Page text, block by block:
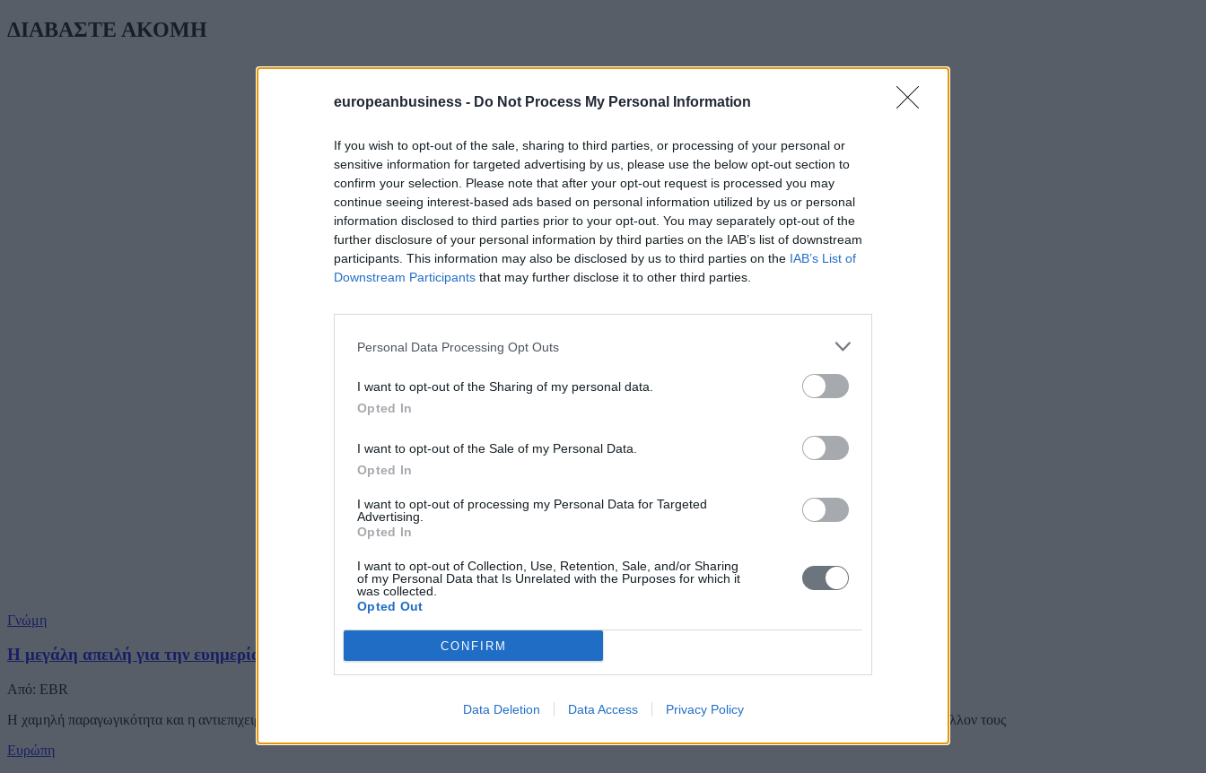
europeanbusiness - Do Not Process My Personal Information
If you wish to opt-out of the sale, sharing to third parties, or processing of your personal or
sensitive information for targeted advertising by us, please use the below opt-out section to
confirm your selection. Please note that after your opt-out request is processed you may
continue seeing interest-based ads based on personal information utilized by us or personal
information disclosed to third parties prior to your opt-out. You may separately opt-out of the
further disclosure of your personal information by third parties on the IAB’s list of downstream
participants. This information may also be disclosed by us to third parties on the IAB’s List of
Downstream Participants that may further disclose it to other third parties.
Personal Data Processing Opt Outs
I want to opt-out of the Sharing of my personal data.
Opted In
I want to opt-out of the Sale of my Personal Data.
Opted In
I want to opt-out of processing my Personal Data for Targeted
Advertising.
Opted In
I want to opt-out of Collection, Use, Retention, Sale, and/or Sharing
of my Personal Data that Is Unrelated with the Purposes for which it
was collected.
Opted Out
CONFIRM
Data Deletion Data Access Privacy Policy
ΔΙΑΒΑΣΤΕ ΑΚΟΜΗ
Γνώμη
Η μεγάλη απειλή για την ευημερία μας
Από: EBR
Η χαμηλή παραγωγικότητα και η αντιεπιχειρηματική ιδεολογία, τόσο για την Ελλάδα όσο και για πολλές αναπτυγμένες οικονομίες είναι οι μεγάλες απειλές για το μέλλον τους
Ευρώπη